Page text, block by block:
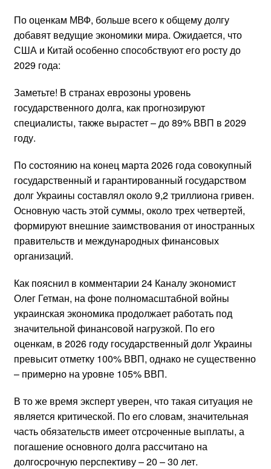
По оценкам МВФ, больше всего к общему долгу
добавят ведущие экономики мира. Ожидается, что
США и Китай особенно способствуют его росту до
2029 года:
Заметьте! В странах еврозоны уровень
государственного долга, как прогнозируют
специалисты, также вырастет – до 89% ВВП в 2029
году.
По состоянию на конец марта 2026 года совокупный
государственный и гарантированный государством
долг Украины составлял около 9,2 триллиона гривен.
Основную часть этой суммы, около трех четвертей,
формируют внешние заимствования от иностранных
правительств и международных финансовых
организаций.
Как пояснил в комментарии 24 Каналу экономист
Олег Гетман, на фоне полномасштабной войны
украинская экономика продолжает работать под
значительной финансовой нагрузкой. По его
оценкам, в 2026 году государственный долг Украины
превысит отметку 100% ВВП, однако не существенно
– примерно на уровне 105% ВВП.
В то же время эксперт уверен, что такая ситуация не
является критической. По его словам, значительная
часть обязательств имеет отсроченные выплаты, а
погашение основного долга рассчитано на
долгосрочную перспективу – 20 – 30 лет.